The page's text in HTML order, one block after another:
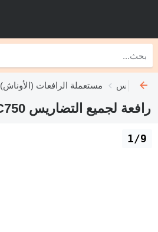
مستعملة الرافعات (الأوناش) التضاريس
رافعة لجميع التضاريس Sany STC750
1/9